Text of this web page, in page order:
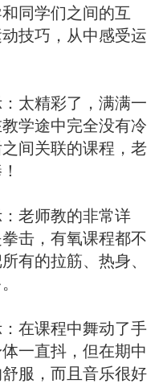
同学们之间的互
技巧，从中感受运
太精彩了，满满一
学途中完全没有冷
间关联的课程，老
老师教的非常详
击，有氧课程都不
有的拉筋、热身、
在课程中舞动了手
一直抖，但在期中
服，而且音乐很好